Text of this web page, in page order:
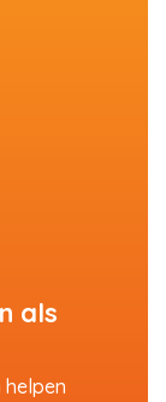
als
helpen